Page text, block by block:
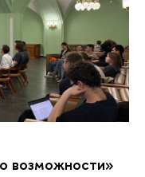
возможности»